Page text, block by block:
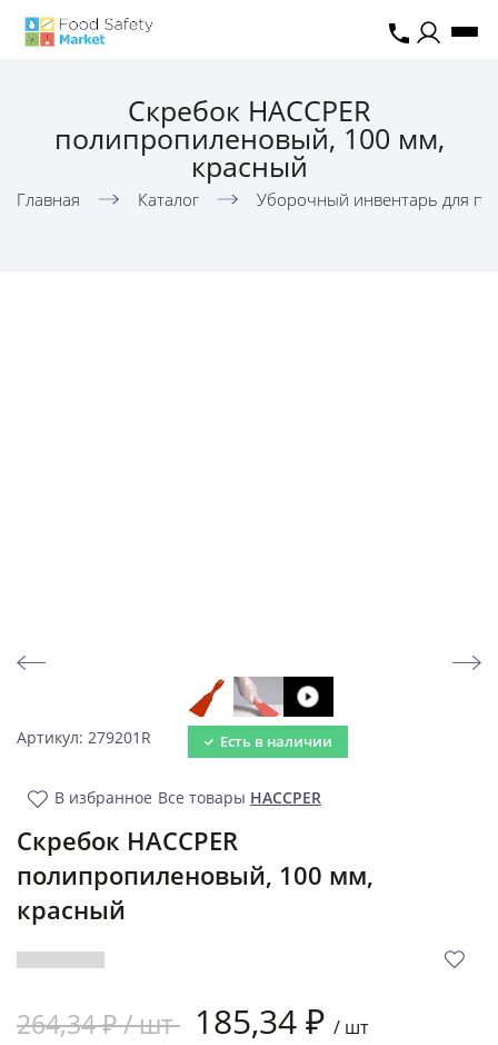
Скребок HACCPER
полипропиленовый, 100 мм,
красный
Главная Каталог Уборочный инвентарь для
Артикул: 279201R Есть в наличии
В избранное Все товары HACCPER
Скребок HACCPER
полипропиленовый, 100 мм,
красный
264,34 ₽ /шт 185,34 ₽ / шт